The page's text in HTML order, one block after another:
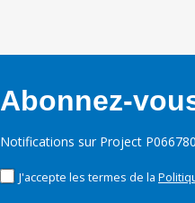
Abonnez-
Notifications sur Project P066780
J'accepte les termes de la